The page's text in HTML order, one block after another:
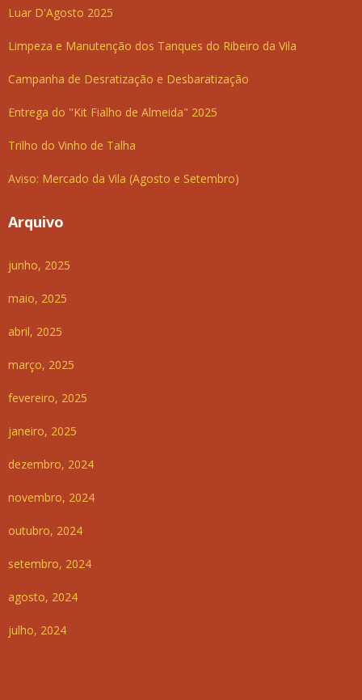
Luar D'Agosto 2025
Limpeza e Manutenção dos Tanques do Ribeiro da Vila
Campanha de Desratização e Desbaratização
Entrega do "Kit Fialho de Almeida" 2025
Trilho do Vinho de Talha
Aviso: Mercado da Vila (Agosto e Setembro)
Arquivo
junho, 2025
maio, 2025
abril, 2025
março, 2025
fevereiro, 2025
janeiro, 2025
dezembro, 2024
novembro, 2024
outubro, 2024
setembro, 2024
agosto, 2024
julho, 2024